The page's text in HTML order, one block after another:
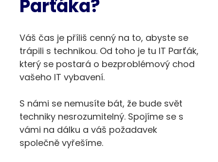
Parťáka?
Váš čas je příliš cenný na to, abyste se
trápili s technikou. Od toho je tu IT Parťák,
který se postará o bezproblémový chod
vašeho IT vybavení.
S námi se nemusíte bát, že bude svět
techniky nesrozumitelný. Spojíme se s
vámi na dálku a váš požadavek
společně vyřešíme.